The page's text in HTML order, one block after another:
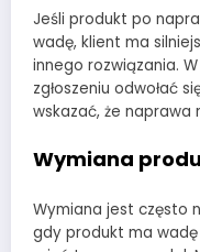
Jeśli produkt po
wadę, klient ma
innego rozwiązania.
zgłoszeniu odwołać
wskazać, że naprawa
Wymiana
Wymiana jest często
gdy produkt ma